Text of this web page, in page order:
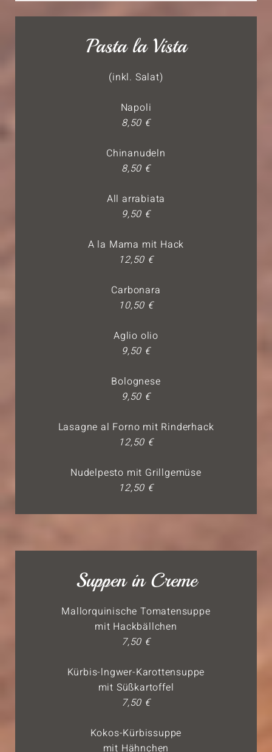
Pasta la Vista
(inkl. Salat)
Napoli
8,50 €
Chinanudeln
8,50 €
All arrabiata
9,50 €
A la Mama mit Hack
12,50 €
Carbonara
10,50 €
Aglio olio
9,50 €
Bolognese
9,50 €
Lasagne al Forno mit Rinderhack
12,50 €
Nudelpesto mit Grillgemüse
12,50 €
Suppen in Creme
Mallorquinische Tomatensuppe
mit Hackbällchen
7,50 €
Kürbis-lngwer-Karottensuppe
mit Süßkartoffel
7,50 €
Kokos-Kürbissuppe
mit Hähnchen